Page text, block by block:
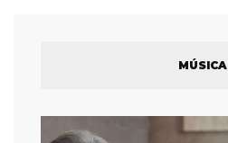
MÚSICA